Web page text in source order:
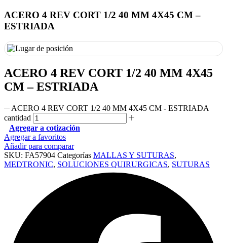
ACERO 4 REV CORT 1/2 40 MM 4X45 CM –
ESTRIADA
ACERO 4 REV CORT 1/2 40 MM 4X45
CM – ESTRIADA
ACERO 4 REV CORT 1/2 40 MM 4X45 CM - ESTRIADA
cantidad
Agregar a cotización
Agregar a favoritos
Añadir para comparar
SKU: FA57904 Categorías MALLAS Y SUTURAS,
MEDTRONIC, SOLUCIONES QUIRURGICAS, SUTURAS